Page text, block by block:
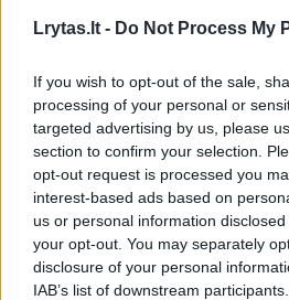
Lrytas.lt - Do Not Process My
If you wish to opt-out of the sale,
processing of your personal or
targeted advertising by us, please
section to confirm your selection.
opt-out request is processed you
interest-based ads based on
us or personal information
your opt-out. You may separately
disclosure of your personal
IAB’s list of downstream
Ministerijai šiuo metu yra
centras, Inovacijų
Lietuvoje“, Metrologijos
Nacionalinis akreditavimo
Standartizacijos
Skaitmeninių sprendimų
„Litexpo“ ir „Toksika“.
įstaigos „Keliauk